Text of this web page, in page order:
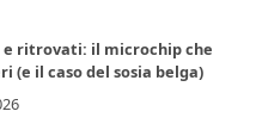
ritrovati: il microchip che
(e il caso del sosia belga)